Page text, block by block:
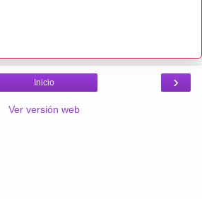
›
Inicio
Ver versión web